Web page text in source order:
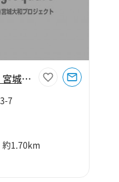
【宮城県黒川郡】（仮称）宮城大和プロジェクト
7
1.70km